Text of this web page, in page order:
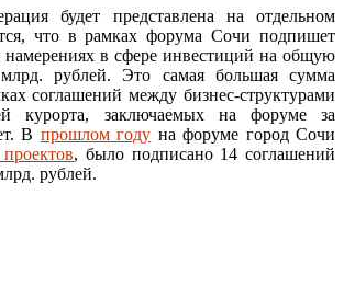
будет представлена на отдельном
что в рамках форума Сочи подпишет
намерениях в сфере инвестиций на общую
рублей. Это самая большая сумма
соглашений между бизнес-структурами
курорта, заключаемых на форуме за
В прошлом году на форуме город Сочи
, было подписано 14 соглашений
рублей.